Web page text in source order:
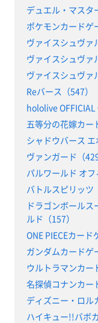
デュエル・マスタ
ポケモンカードゲ
ヴァイスシュヴァ
ヴァイスシュヴァ
ヴァイスシュヴァ
Reバース（547）
hololive OFFICIAL
五等分の花嫁カー
シャドウバース エ
ヴァンガード（
パルワールド オ
バトルスピリッツ
ドラゴンボール
ルド（157）
ONE PIECEカード
ガンダムカードゲ
ウルトラマンカー
名探偵コナンカー
ディズニー・ロル
ハイキュー!!バボ